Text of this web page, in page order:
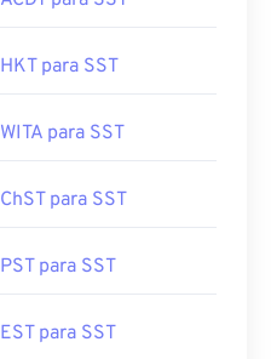
HKT para SST
WITA para SST
ChST para SST
PST para SST
EST para SST